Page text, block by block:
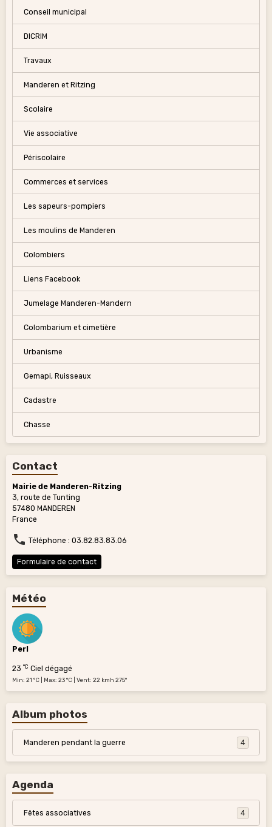
Conseil municipal
DICRIM
Travaux
Manderen et Ritzing
Scolaire
Vie associative
Périscolaire
Commerces et services
Les sapeurs-pompiers
Les moulins de Manderen
Colombiers
Liens Facebook
Jumelage Manderen-Mandern
Colombarium et cimetière
Urbanisme
Gemapi, Ruisseaux
Cadastre
Chasse
Contact
Mairie de Manderen-Ritzing
3, route de Tunting
57480 MANDEREN
France
Téléphone : 03.82.83.83.06
Formulaire de contact
Météo
Perl
23 °C Ciel dégagé
Min: 21 °C | Max: 23 °C | Vent: 22 kmh 275°
Album photos
Manderen pendant la guerre 4
Agenda
Fêtes associatives 4